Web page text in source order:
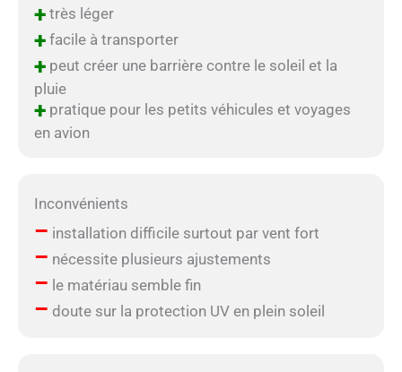
+très léger
+facile à transporter
+peut créer une barrière contre le soleil et la
pluie
+pratique pour les petits véhicules et voyages
en avion
Inconvénients
– installation difficile surtout par vent fort
– nécessite plusieurs ajustements
– le matériau semble fin
– doute sur la protection UV en plein soleil